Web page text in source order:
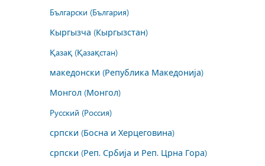
Български (България)
Кыргызча (Кыргызстан)
Қазақ (Қазақстан)
македонски (Република Македонија)
Монгол (Монгол)
Русский (Россия)
српски (Босна и Херцеговина)
српски (Реп. Србија и Реп. Црна Гора)